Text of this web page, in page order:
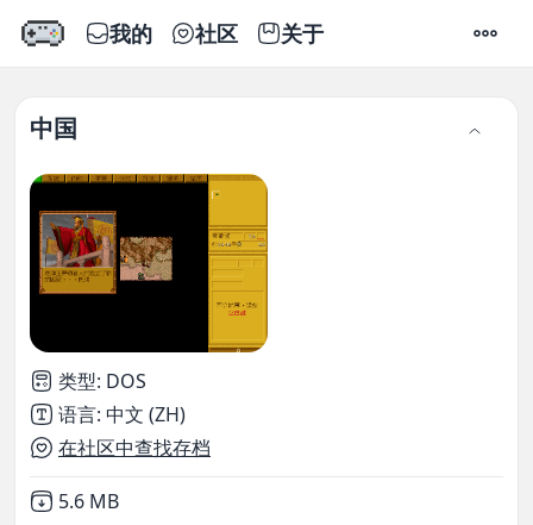
我的 社区 关于 设置
中国
类型: DOS
语言: 中文 (ZH)
在社区中查找存档
Not downloaded
5.6 MB